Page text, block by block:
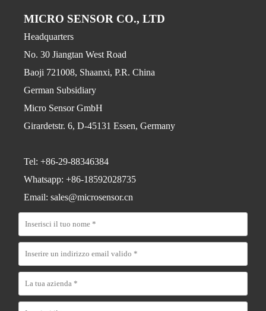
MICRO SENSOR CO., LTD
Headquarters
No. 30 Jiangtan West Road
Baoji 721008, Shaanxi, P.R. China
German Subsidiary
Micro Sensor GmbH
Girardetstr. 6, D-45131 Essen, Germany
Tel: +86-29-88346384
Whatsapp: +86-18592028735
Email: sales@microsensor.cn